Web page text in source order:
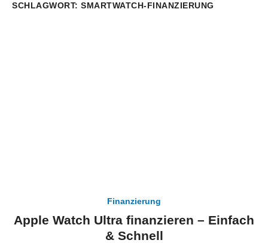
SCHLAGWORT: SMARTWATCH-FINANZIERUNG
Finanzierung
Apple Watch Ultra finanzieren – Einfach
& Schnell